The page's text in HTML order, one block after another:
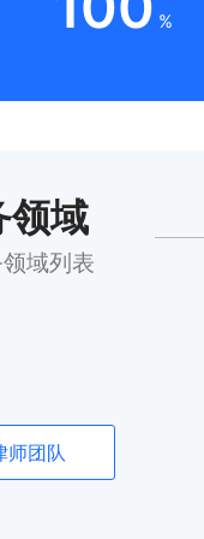
%
领域
域列表
师团队